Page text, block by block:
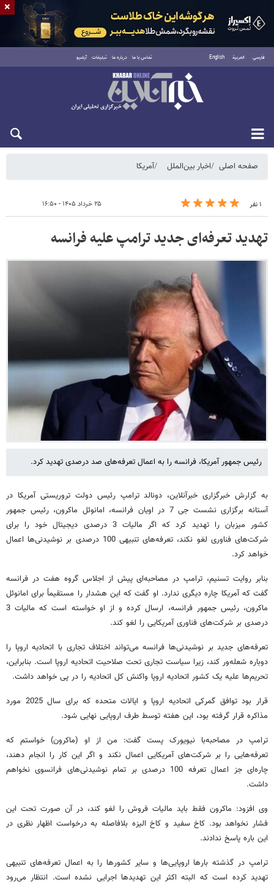
فارسی العربية English تماس با ما درباره ما تبلیغات آرشیو
جمعه ۱۶ مرداد ۱۴۰۵
صفحه اصلی اخبار بین‌الملل آمریکا
۱ نفر ۲۵ خرداد ۱۴۰۵ - ۱۶:۵۰
تهدید تعرفه‌ای جدید ترامپ علیه فرانسه
رئیس جمهور آمریکا، فرانسه را به اعمال تعرفه‌های صد درصدی تهدید کرد.
به گزارش خبرگزاری خبرآنلاین، دونالد ترامپ رئیس دولت تروریستی آمریکا در
آستانه برگزاری نشست جی 7 در اویان فرانسه، امانوئل ماکرون، رئیس جمهور
کشور میزبان را تهدید کرد که اگر مالیات 3 درصدی دیجیتال خود را برای
شرکت‌های فناوری لغو نکند، تعرفه‌های تنبیهی 100 درصدی بر نوشیدنی‌ها اعمال
خواهد کرد.
بنابر روایت تسنیم، ترامپ در مصاحبه‌ای پیش از اجلاس گروه هفت در فرانسه
گفت که آمریکا چاره دیگری ندارد. او گفت که این هشدار را مستقیماً برای امانوئل
ماکرون، رئیس جمهور فرانسه، ارسال کرده و از او خواسته است که مالیات 3
درصدی بر شرکت‌های فناوری آمریکایی را لغو کند.
تعرفه‌های جدید بر نوشیدنی‌ها فرانسه می‌تواند اختلاف تجاری با اتحادیه اروپا را
دوباره شعله‌ور کند، زیرا سیاست تجاری تحت صلاحیت اتحادیه اروپا است. بنابراین،
تحریم‌ها علیه یک کشور اتحادیه اروپا واکنش کل اتحادیه را در پی خواهد داشت.
قرار بود توافق گمرکی اتحادیه اروپا و ایالات متحده که برای سال 2025 مورد
مذاکره قرار گرفته بود، این هفته توسط طرف اروپایی نهایی شود.
ترامپ در مصاحبه‌با نیویورک پست گفت: من از او (ماکرون) خواستم که
تعرفه‌هایی را بر شرکت‌های آمریکایی اعمال نکند و اگر این کار را انجام دهند،
چاره‌ای جز اعمال تعرفه 100 درصدی بر تمام نوشیدنی‌های فرانسوی نخواهم
داشت.
وی افزود: ماکرون فقط باید مالیات فروش را لغو کند، در آن صورت تحت این
فشار نخواهد بود. کاخ سفید و کاخ الیزه بلافاصله به درخواست اظهار نظری در
این باره پاسخ ندادند.
ترامپ در گذشته بارها اروپایی‌ها و سایر کشورها را به اعمال تعرفه‌های تنبیهی
تهدید کرده است که البته اکثر این تهدیدها اجرایی نشده است. انتظار می‌رود
×